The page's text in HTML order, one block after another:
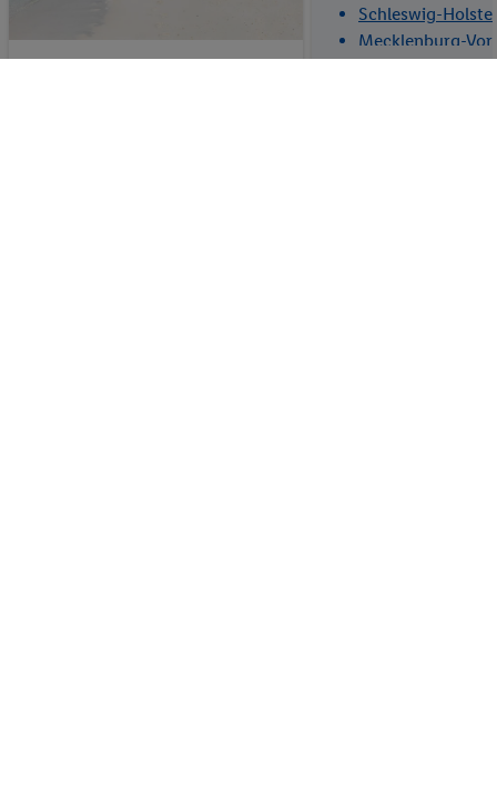
Schleswig-
Mecklenburg-